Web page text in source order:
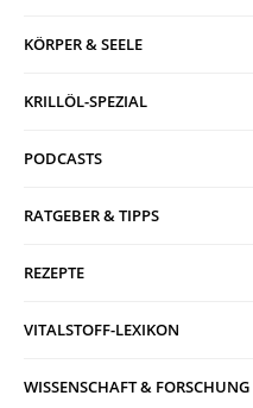
KÖRPER & SEELE
KRILLÖL-SPEZIAL
PODCASTS
RATGEBER & TIPPS
REZEPTE
VITALSTOFF-LEXIKON
WISSENSCHAFT & FORSCHUNG